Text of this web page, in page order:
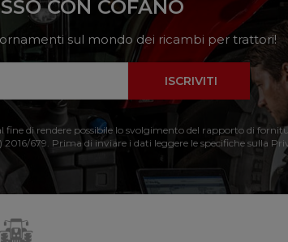
CON COFANO
sul mondo dei ricambi per trattori!
ISCRIVITI
di rendere possibile lo svolgimento del rapporto di
679. Prima di inviare i dati leggere le specifiche sulla